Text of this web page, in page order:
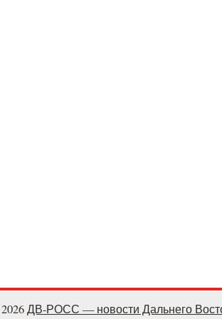
ДВ-РОСС — новости Дальнего